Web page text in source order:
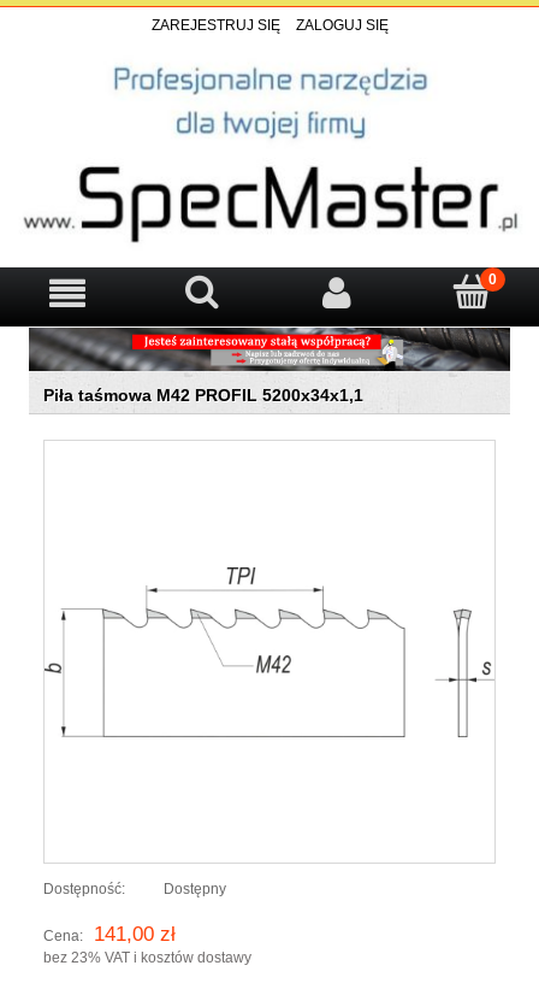
ZAREJESTRUJ SIĘ ZALOGUJ SIĘ
Piła taśmowa M42 PROFIL 5200x34x1,1
Dostępność: Dostępny
Cena: 141,00 zł
bez 23% VAT i kosztów dostawy